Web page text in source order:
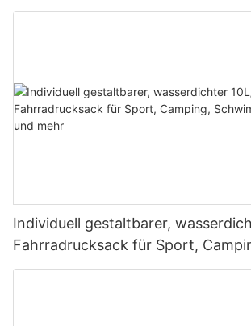
Rafting, Höhlenforschung,
Individuell gestaltbarer,
Fahrradrucksack für Sport,
Schwimmen, Tauchen und mehr